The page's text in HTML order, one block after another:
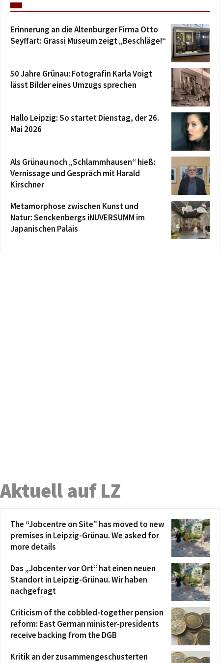
Erinnerung an die Altenburger Firma Otto
Seyffart: Grassi Museum zeigt „Beschläge!“
50 Jahre Grünau: Fotografin Karla Voigt
lässt Bilder eines Umzugs sprechen
Hallo Leipzig: So startet Dienstag, der 26.
Mai 2026
Als Grünau noch „Schlammhausen“ hieß:
Vernissage und Gespräch mit Harald
Kirschner
Metamorphose zwischen Kunst und
Natur: Senckenbergs iNUVERSUMM im
Japanischen Palais
Aktuell auf LZ
The “Jobcentre on Site” has moved to new
premises in Leipzig-Grünau. We asked for
more details
Das „Jobcenter vor Ort“ hat einen neuen
Standort in Leipzig-Grünau. Wir haben
nachgefragt
Criticism of the cobbled-together pension
reform: East German minister-presidents
receive backing from the DGB
Kritik an der zusammengeschusterten